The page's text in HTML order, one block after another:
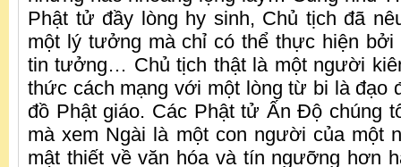
Phật tử đầy lòng hy sinh, Chủ tịch đã
một lý tưởng mà chỉ có thể thực hiện
tin tưởng… Chủ tịch thật là một người
thức cách mạng với một lòng từ bi là đạo
đồ Phật giáo. Các Phật tử Ấn Độ chúng
mà xem Ngài là một con người của một
mật thiết về văn hóa và tín ngưỡng hơn